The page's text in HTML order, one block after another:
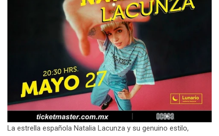
La estrella española Natalia Lacunza y su genuino estilo,